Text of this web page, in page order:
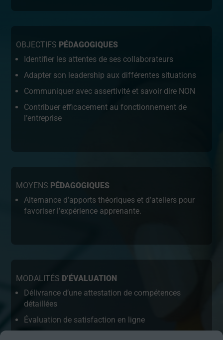
OBJECTIFS PÉDAGOGIQUES
Identifier les attentes de ses collaborateurs
Adapter son leadership aux différentes situations
Communiquer avec assertivité et savoir dire NON
Contribuer efficacement au fonctionnement de
l’entreprise
MOYENS PÉDAGOGIQUES
Alternance d’apports théoriques et d’ateliers pour
favoriser l’expérience apprenante.
MODALITÉS D’ÉVALUATION
Délivrance d’une attestation de compétences
détaillées
Évaluation de satisfaction en ligne